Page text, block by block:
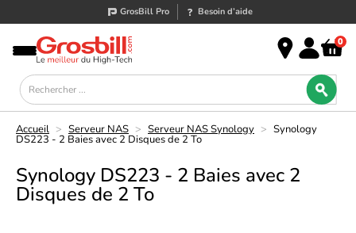
GrosBill Pro Besoin d’aide
0
Accueil > Serveur NAS > Serveur NAS Synology > Synology
DS223 - 2 Baies avec 2 Disques de 2 To
Synology DS223 - 2 Baies avec 2
Disques de 2 To